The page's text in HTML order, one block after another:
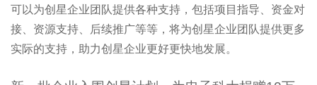
可以为创星企业团队提供各种支持，包括项目指导、资金对
接、资源支持、后续推广等等，将为创星企业团队提供更多
实际的支持，助力创星企业更好更快地发展。